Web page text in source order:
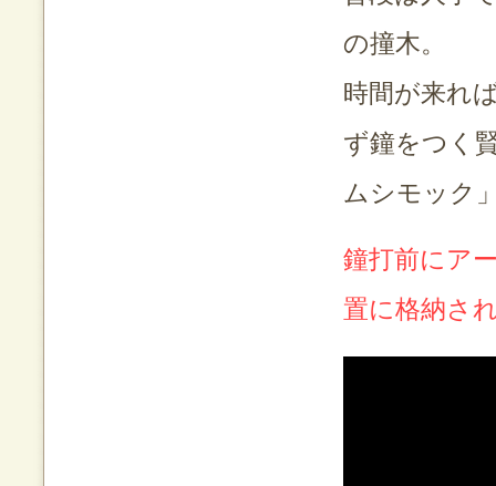
の撞木。
時間が来れ
ず鐘をつく
ムシモック
鐘打前にア
置に格納さ